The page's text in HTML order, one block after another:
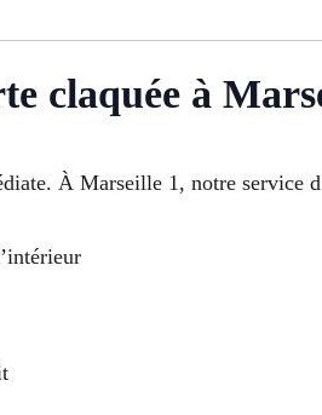
claquée à
À Marseille 1, notre service